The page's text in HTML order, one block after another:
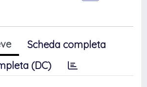
Scheda completa
(DC)